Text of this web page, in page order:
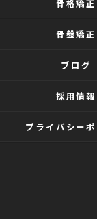
骨格矯正
骨盤矯正
ブログ
採用情報
プライバシー